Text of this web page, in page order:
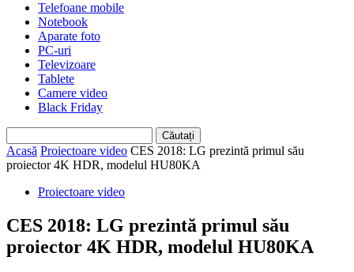
Telefoane mobile
Notebook
Aparate foto
PC-uri
Televizoare
Tablete
Camere video
Black Friday
Acasă Proiectoare video CES 2018: LG prezintă primul său
proiector 4K HDR, modelul HU80KA
Proiectoare video
CES 2018: LG prezintă primul său
proiector 4K HDR, modelul HU80KA